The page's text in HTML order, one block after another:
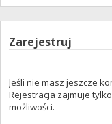
Zarejestruj
Jeśli nie masz jeszcze
Rejestracja zajmuje
możliwości.